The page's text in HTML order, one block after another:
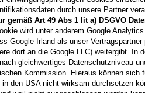
durch unsere Partner
gemäß Art 49 Abs 1 lit a) DSGVO
wird unter anderem Google
Google Irland als unser
dort an die Google LLC) weitergibt. In
gleichwertiges Datenschutzniveau
Kommission. Hieraus können sich
in den USA nicht wirksam durchsetzen